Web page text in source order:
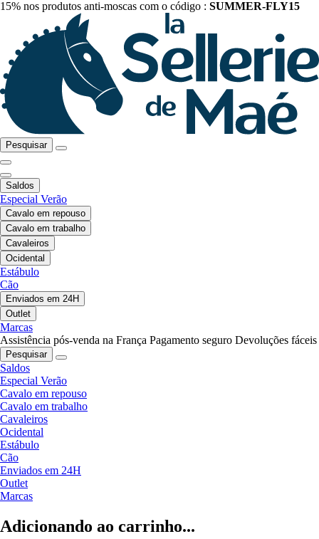
15% nos produtos anti-moscas com o código : SUMMER-FLY15
Pesquisar
Saldos
Especial Verão
Cavalo em repouso
Cavalo em trabalho
Cavaleiros
Ocidental
Estábulo
Cão
Enviados em 24H
Outlet
Marcas
Assistência pós-venda na França Pagamento seguro Devoluções fáceis
Pesquisar
Saldos
Especial Verão
Cavalo em repouso
Cavalo em trabalho
Cavaleiros
Ocidental
Estábulo
Cão
Enviados em 24H
Outlet
Marcas
Adicionando ao carrinho...